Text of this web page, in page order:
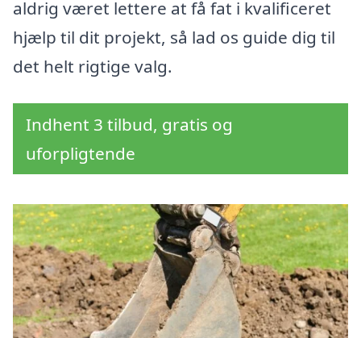
aldrig været lettere at få fat i kvalificeret
hjælp til dit projekt, så lad os guide dig til
det helt rigtige valg.
Indhent 3 tilbud, gratis og
uforpligtende